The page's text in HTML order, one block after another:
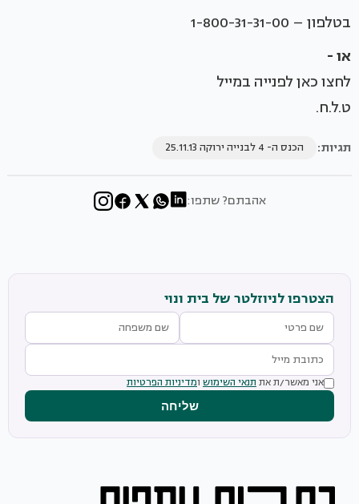
בטלפון – 1-800-31-31-00
או -
לחצו כאן לפנייה במייל
ט.ל.ח.
תגיות: הכנס ה- 4 לבנייה ירוקה 25.11.13
אהבתם? שתפו:
הצטרפו לניוזלטר של בית ונוי
אני מאשר/ת את תנאי השימוש ומדיניות הפרטיות
שליחה